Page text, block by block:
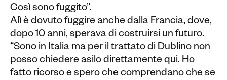
Così sono fuggito”.
Alì è dovuto fuggire anche dalla Francia, dove,
dopo 10 anni, sperava di costruirsi un futuro.
“Sono in Italia ma per il trattato di Dublino non
posso chiedere asilo direttamente qui. Ho
fatto ricorso e spero che comprendano che se